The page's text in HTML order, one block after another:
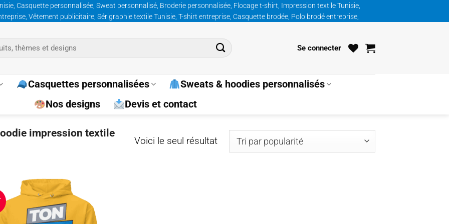
Casquette personnalisée, Sweat personnalisé, Broderie personnalisée, Flocage t-shirt, Impression textile Tunisie,
Vêtement publicitaire, Sérigraphie textile Tunisie, T-shirt entreprise, Casquette brodée, Polo brodé entreprise,
Se connecter
Casquettes personnalisées
Sweats & hoodies personnalisés
Nos designs
Devis et contact
impression textile
Voici le seul résultat
Ajouter
à la
wishlist